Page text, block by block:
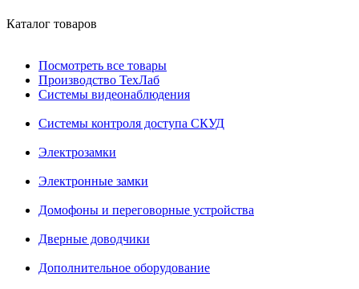
Каталог товаров
Посмотреть все товары
Производство ТехЛаб
Системы видеонаблюдения
Системы контроля доступа СКУД
Электрозамки
Электронные замки
Домофоны и переговорные устройства
Дверные доводчики
Дополнительное оборудование